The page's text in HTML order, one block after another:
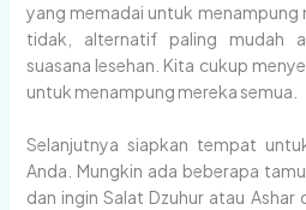
yang memadai untuk menampung
tidak, alternatif paling mudah
suasana lesehan. Kita cukup
untuk menampung mereka semua.
Selanjutnya siapkan tempat
Anda. Mungkin ada beberapa
dan ingin Salat Dzuhur atau Ashar